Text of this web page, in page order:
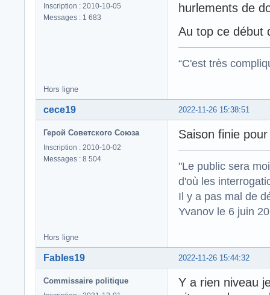
Inscription : 2010-10-05
Messages : 1 683
hurlements de
Au top ce début
“C'est très
Hors ligne
2022-11-26 15:38:51
cece19
Герой Советского Союза
Inscription : 2010-10-02
Messages : 8 504
Saison finie
"Le public sera
d'où les
Il y a pas mal de
Yvanov le 6 juin
Hors ligne
2022-11-26 15:44:32
Fables19
Commissaire politique
Y a rien niveau